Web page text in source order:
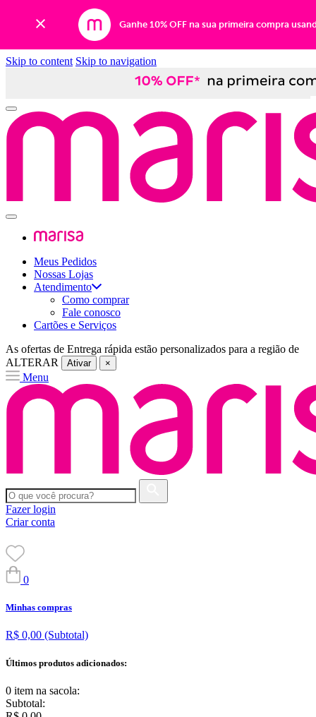
Ganhe 10% OFF na sua primeira compra
Skip to content Skip to navigation
Meus Pedidos
Nossas Lojas
Atendimento
Como comprar
Fale conosco
Cartões e Serviços
As ofertas de Entrega rápida estão personalizados para a região de
ALTERAR
Ativar ×
Menu
Fazer login
Criar conta
0
Minhas compras
R$ 0,00 (Subtotal)
Últimos produtos adicionados:
0 item na sacola:
Subtotal: